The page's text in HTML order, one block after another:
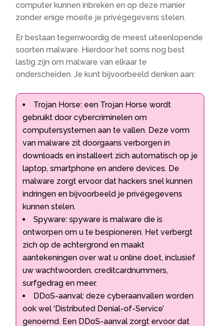
computer kunnen inbreken en op deze manier
zonder enige moeite je privégegevens stelen.
Er bestaan tegenwoordig de meest uiteenlopende
soorten malware. Hierdoor het soms nog best
lastig zijn om malware van elkaar te
onderscheiden. Je kunt bijvoorbeeld denken aan:
Trojan Horse: een Trojan Horse wordt
gebruikt door cybercriminelen om
computersystemen aan te vallen. Deze vorm
van malware zit doorgaans verborgen in
downloads en installeert zich automatisch op je
laptop, smartphone en andere devices. De
malware zorgt ervoor dat hackers snel kunnen
indringen en bijvoorbeeld je privégegevens
kunnen stelen.
Spyware: spyware is malware die is
ontworpen om u te bespioneren. Het verbergt
zich op de achtergrond en maakt
aantekeningen over wat u online doet, inclusief
uw wachtwoorden, creditcardnummers,
surfgedrag en meer.
DDoS-aanval: deze cyberaanvallen worden
ook wel ‘Distributed Denial-of-Service’
genoemd. Een DDoS-aanval zorgt ervoor dat